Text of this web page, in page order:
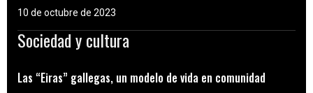
10 de octubre de 2023
Sociedad y cultura
Las “Eiras” gallegas, un modelo de vida en comunidad